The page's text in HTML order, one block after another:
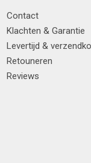
Contact
Klachten & Garantie
Levertijd &
Retouneren
Reviews